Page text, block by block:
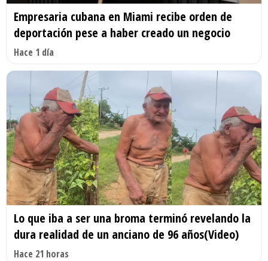
Empresaria cubana en Miami recibe orden de
deportación pese a haber creado un negocio
Hace 1 día
Lo que iba a ser una broma terminó revelando la
dura realidad de un anciano de 96 años(Video)
Hace 21 horas